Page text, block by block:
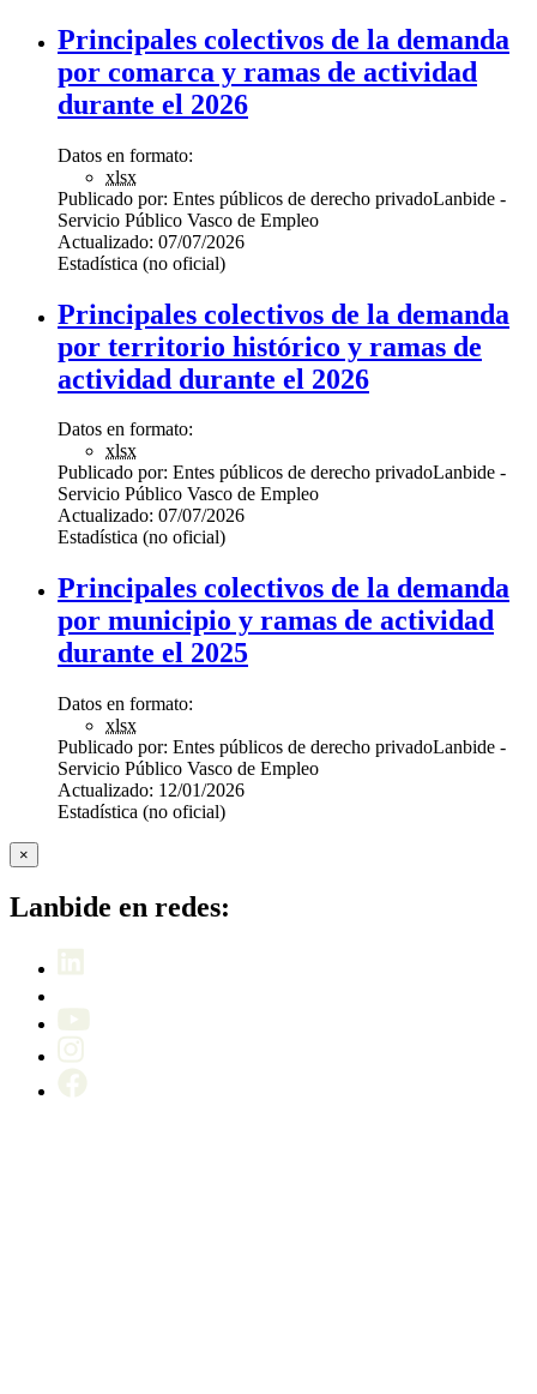
Principales colectivos de la demanda
por comarca y ramas de actividad
durante el 2026
Datos en formato:
xlsx
Publicado por: Entes públicos de derecho privadoLanbide -
Servicio Público Vasco de Empleo
Actualizado: 07/07/2026
Estadística (no oficial)
Principales colectivos de la demanda
por territorio histórico y ramas de
actividad durante el 2026
Datos en formato:
xlsx
Publicado por: Entes públicos de derecho privadoLanbide -
Servicio Público Vasco de Empleo
Actualizado: 07/07/2026
Estadística (no oficial)
Principales colectivos de la demanda
por municipio y ramas de actividad
durante el 2025
Datos en formato:
xlsx
Publicado por: Entes públicos de derecho privadoLanbide -
Servicio Público Vasco de Empleo
Actualizado: 12/01/2026
Estadística (no oficial)
×
Lanbide en redes: